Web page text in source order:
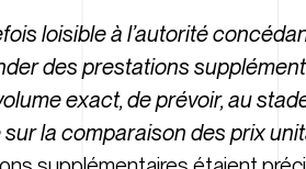
loisible à l’autorité
des prestations
exact, de prévoir, au
la comparaison des prix